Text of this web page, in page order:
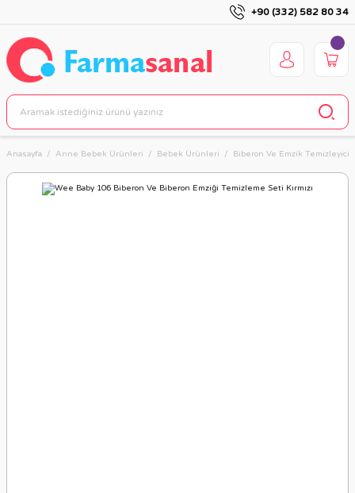
+90 (332) 582 80 34
Anasayfa Anne Bebek Ürünleri Bebek Ürünleri Biberon Ve Emzik Temizleyici